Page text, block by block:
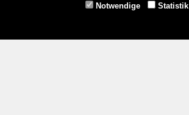
E-Mail: schrems@spazierer.at
Notwendige Statistik